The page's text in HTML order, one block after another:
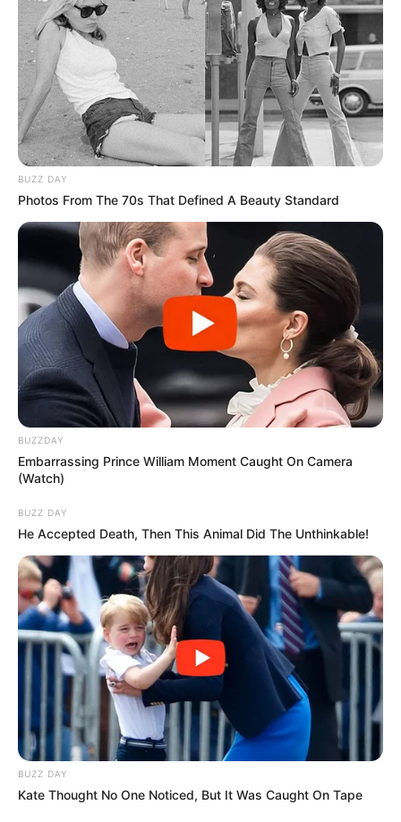
Ha valaki azt hitte volna, hogy 2026 legnagyobb
fordulata a politikában, a fociban vagy az
üzemanyagárban történik, akkor tévedett. A valódi
dráma ugyanis a képzeletbeli, mégis meglepően
komolyan vett „Magyarország Legszebb Férfija”
gálán zajlott le, ahol a nemzet – legalábbis a
BUZZ DAY
Photos From The 70s That Defined A Beauty Standard
BUZZDAY
Embarrassing Prince William Moment Caught On Camera
(Watch)
BUZZ DAY
He Accepted Death, Then This Animal Did The Unthinkable!
BUZZ DAY
Kate Thought No One Noticed, But It Was Caught On Tape